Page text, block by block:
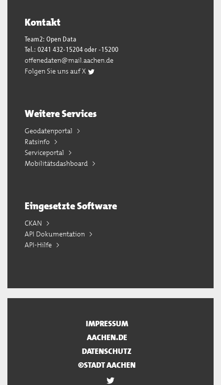
Kontakt
Team2: Open Data
Tel.: 0241 432-15204 oder -15200
offenedaten@mail.aachen.de
Folgen Sie uns auf X
Weitere Services
Geodatenportal
Ratsinfo
Serviceportal
Mobilitätsdashboard
Eingesetzte Software
CKAN
API Dokumentation
API-Hilfe
IMPRESSUM
AACHEN.DE
DATENSCHUTZ
©STADT AACHEN